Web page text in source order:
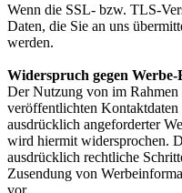
Wenn die SSL- bzw. TLS-
Daten, die Sie an uns
werden.
Widerspruch gegen
Der Nutzung von im Rahmen
veröffentlichten
ausdrücklich angeforderter
wird hiermit widersprochen.
ausdrücklich rechtliche
Zusendung von
vor.